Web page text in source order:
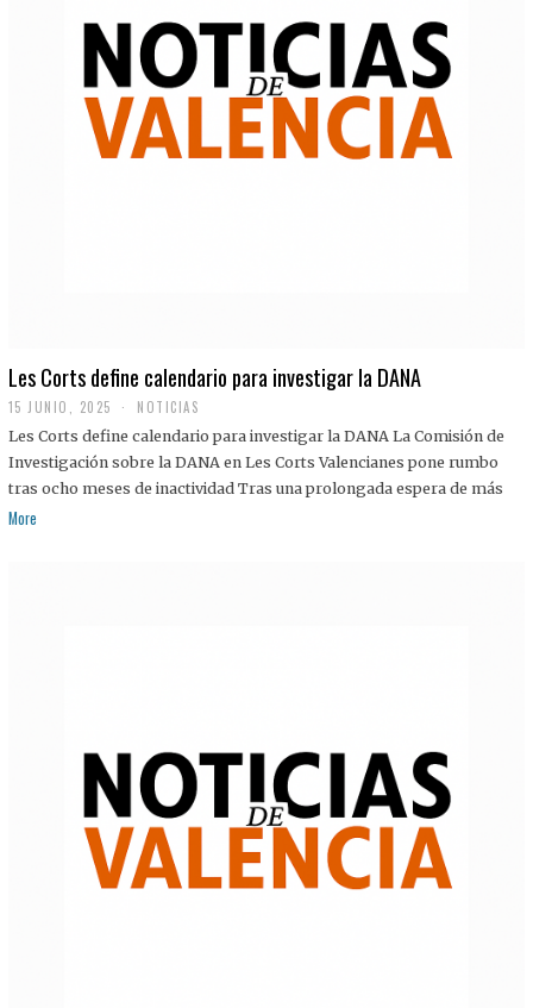
Les Corts define calendario para investigar la DANA
15 JUNIO, 2025 NOTICIAS
Les Corts define calendario para investigar la DANA La Comisión de
Investigación sobre la DANA en Les Corts Valencianes pone rumbo
tras ocho meses de inactividad Tras una prolongada espera de más
More